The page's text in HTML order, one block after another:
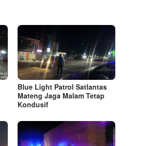
Blue Light Patrol Satlantas
Mateng Jaga Malam Tetap
Kondusif